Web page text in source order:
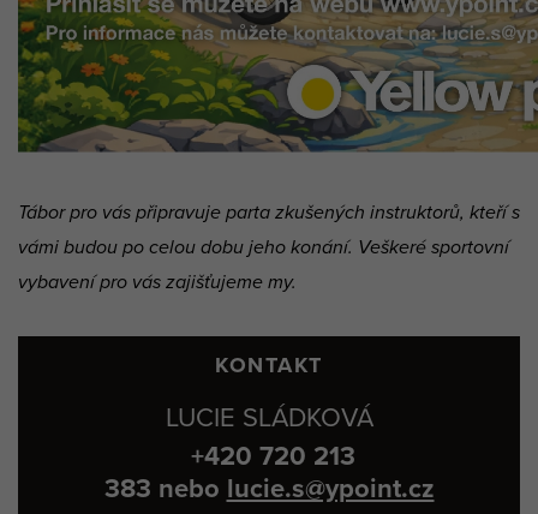
Tábor pro vás připravuje parta zkušených instruktorů, kteří s
vámi budou po celou dobu jeho konání. Veškeré sportovní
vybavení pro vás zajišťujeme my.
KONTAKT
LUCIE SLÁDKOVÁ
+420 720 213
383 nebo lucie.s@ypoint.cz